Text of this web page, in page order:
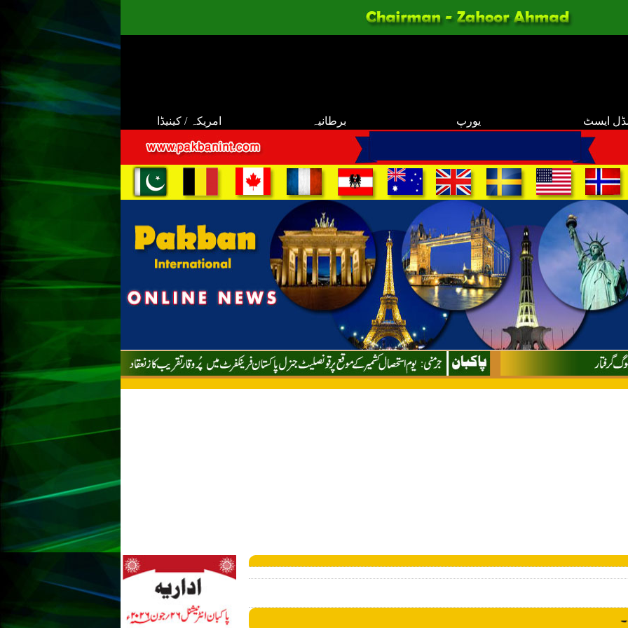
امریکہ / کینیڈا برطانیہ یورپ ایسٹ